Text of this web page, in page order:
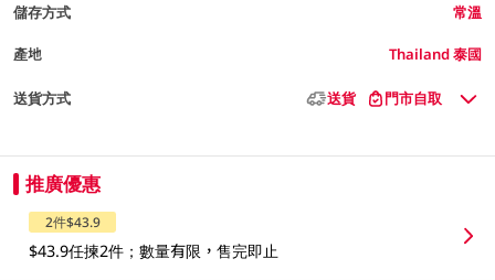
儲存方式 常溫
產地 Thailand 泰國
送貨方式 送貨 門市自取
推廣優惠
2件$43.9
$43.9任揀2件；數量有限，售完即止